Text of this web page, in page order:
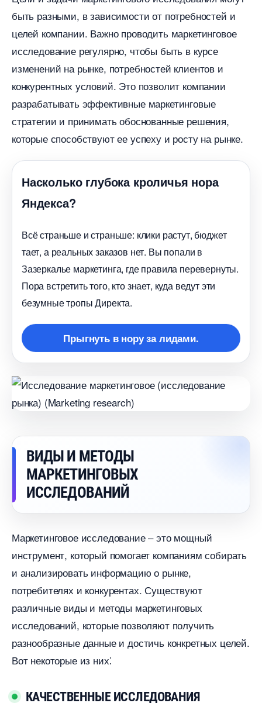
ыть разными, в зависимости от потребностей и
целей компании. Важно проводить маркетинговое
исследование регулярно, чтобы быть в курсе
изменений на рынке, потребностей клиентов и
конкурентных условий.​ Это позволит компании
разрабатывать эффективные маркетинговые
стратегии и принимать обоснованные решения,
которые способствуют ее успеху и росту на рынке.​
Насколько глубока кроличья нора
Яндекса?
сё страньше и страньше: клики растут, бюджет
тает, а реальных заказов нет. Вы попали
Зазеркалье маркетинга, где правила перевернуты.
Пора встретить того, кто знает, куда ведут эти
езумные тропы Директа.
Прыгнуть в нору за лидами.
ИДЫ И МЕТОДЫ
МАРКЕТИНГОВЫХ
ИССЛЕДОВАНИЙ
Маркетинговое исследование – это мощный
инструмент, который помогает компаниям собирать
и анализировать информацию о рынке,
потребителях и конкурентах.​ Существуют
различные виды и методы маркетинговых
исследований, которые позволяют получить
разнообразные данные и достичь конкретных целей.​
от некоторые из них⁚
КАЧЕСТВЕННЫЕ ИССЛЕДОВАНИЯ